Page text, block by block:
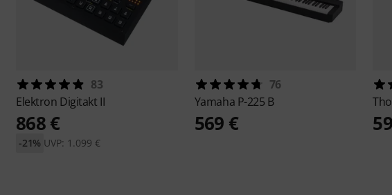
83
Elektron Digitakt II
868 €
UVP: 1.099 €
-21%
76
Yamaha P-225 B
569 €